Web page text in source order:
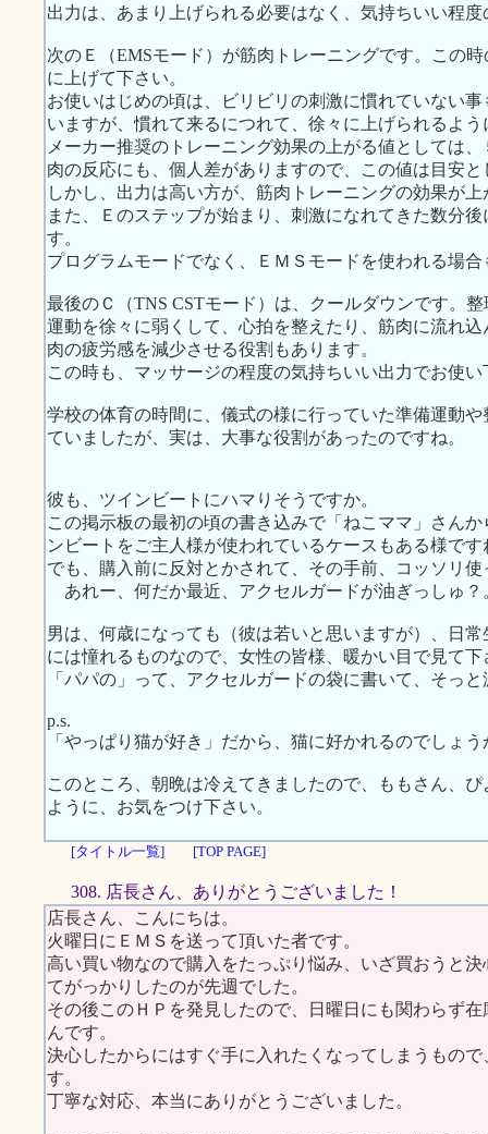
出力は、あまり上げられる必要はなく、気持ちいい程
次のＥ（EMSモード）が筋肉トレーニングです。この
に上げて下さい。
お使いはじめの頃は、ビリビリの刺激に慣れていない
いますが、慣れて来るにつれて、徐々に上げられるよ
メーカー推奨のトレーニング効果の上がる値としては
肉の反応にも、個人差がありますので、この値は目安
しかし、出力は高い方が、筋肉トレーニングの効果が上
また、Ｅのステップが始まり、刺激になれてきた数分
す。
プログラムモードでなく、ＥＭＳモードを使われる場合
最後のＣ（TNS CSTモード）は、クールダウンです。
運動を徐々に弱くして、心拍を整えたり、筋肉に流れ
肉の疲労感を減少させる役割もあります。
この時も、マッサージの程度の気持ちいい出力でお使い
学校の体育の時間に、儀式の様に行っていた準備運動
ていましたが、実は、大事な役割があったのですね。
彼も、ツインビートにハマりそうですか。
この掲示板の最初の頃の書き込みで「ねこママ」さん
ンビートをご主人様が使われているケースもある様です
でも、購入前に反対とかされて、その手前、コッソリ
あれー、何だか最近、アクセルガードが油ぎっしゅ？
男は、何歳になっても（彼は若いと思いますが）、日
には憧れるものなので、女性の皆様、暖かい目で見て下
「パパの」って、アクセルガードの袋に書いて、そっ
p.s.
「やっぱり猫が好き」だから、猫に好かれるのでしょう
このところ、朝晩は冷えてきましたので、ももさん、
ように、お気をつけ下さい。
[タイトル一覧] [TOP PAGE]
308. 店長さん、ありがとうございました！
店長さん、こんにちは。
火曜日にＥＭＳを送って頂いた者です。
高い買い物なので購入をたっぷり悩み、いざ買おうと
てがっかりしたのが先週でした。
その後このＨＰを発見したので、日曜日にも関わらず
んです。
決心したからにはすぐ手に入れたくなってしまうもの
す。
丁寧な対応、本当にありがとうございました。